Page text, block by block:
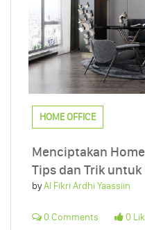
HOME OFFICE
Menciptakan
Tips dan Trik untuk
byAl Fikri Ardhi Yaassiin
0 Comments 0